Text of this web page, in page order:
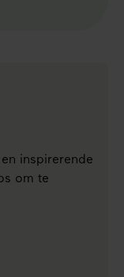
inspirerende
om te